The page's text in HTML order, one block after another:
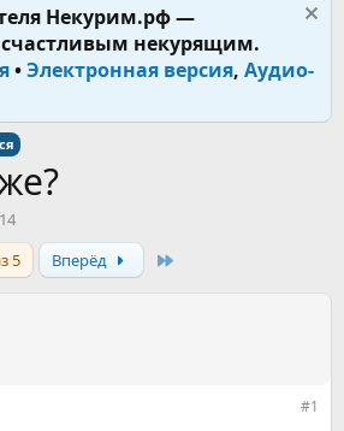
Некурим.рф —
некурящим.
•Электронная версия, Аудио-
5
Вперёд
#1